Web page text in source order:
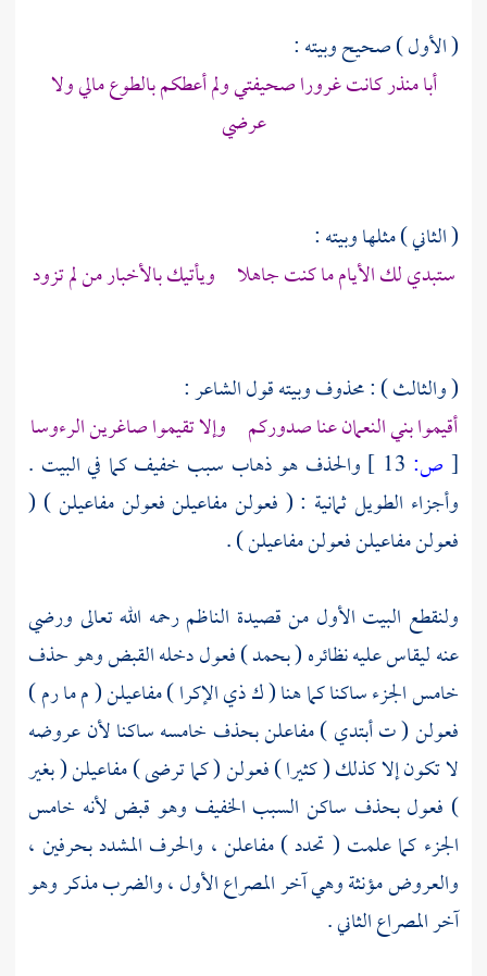
( الأول ) صحيح وبيته :
أبا منذر كانت غرورا صحيفتي ولم أعطكم بالطوع مالي ولا
عرضي
( الثاني ) مثلها وبيته :
ستبدي لك الأيام ما كنت جاهلا ويأتيك بالأخبار من لم تزود
( والثالث ) : محذوف وبيته قول الشاعر :
أقيموابني النعمانعنا صدوركم وإلا تقيموا صاغرين الرءوسا
[ ص:
والحذف هو ذهاب سبب خفيف كما في البيت .
وأجزاء الطويل ثمانية : ( فعولن مفاعيلن فعولن مفاعيلن ) (
فعولن مفاعيلن فعولن مفاعيلن ) .
ولنقطع البيت الأول من قصيدة الناظمرحمه الله تعالى ورضي
عنه ليقاس عليه نظائره ( بحمد ) فعول دخله القبض وهو حذف
خامس الجزء ساكنا كما هنا ( ك ذي الإكرا ) مفاعيلن ( م ما رم )
فعولن ( ت أبتدي ) مفاعلن بحذف خامسه ساكنا لأن عروضه
لا تكون إلا كذلك ( كثيرا ) فعولن ( كما ترضى ) مفاعيلن ( بغير
) فعول بحذف ساكن السبب الخفيف وهو قبض لأنه خامس
الجزء كما علمت ( تحدد ) مفاعلن ، والحرف المشدد بحرفين ،
والعروض مؤنثة وهي آخر المصراع الأول ، والضرب مذكر وهو
آخر المصراع الثاني .